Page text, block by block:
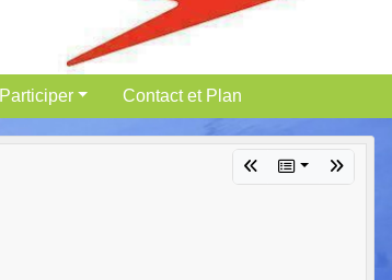
Participer Contact et Plan